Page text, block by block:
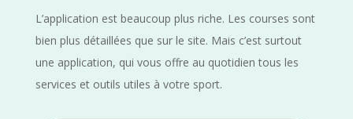
L’application est beaucoup plus riche. Les courses sont
bien plus détaillées que sur le site. Mais c’est surtout
une application, qui vous offre au quotidien tous les
services et outils utiles à votre sport.